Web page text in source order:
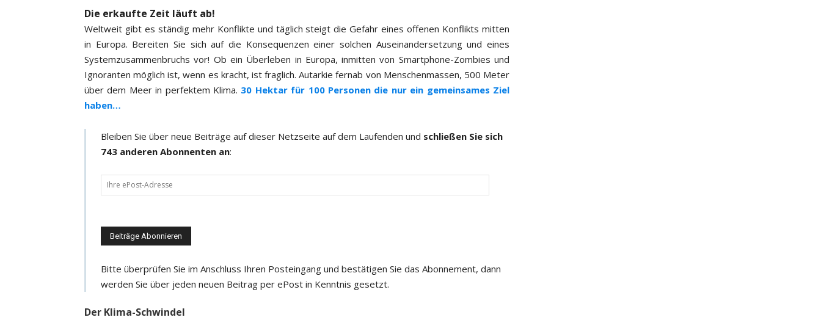
Die erkaufte Zeit läuft ab!
Weltweit gibt es ständig mehr Konflikte und täglich steigt die Gefahr eines offenen Konflikts mitten
in Europa. Bereiten Sie sich auf die Konsequenzen einer solchen Auseinandersetzung und eines
Systemzusammenbruchs vor! Ob ein Überleben in Europa, inmitten von Smartphone-Zombies und
Ignoranten möglich ist, wenn es kracht, ist fraglich. Autarkie fernab von Menschenmassen, 500 Meter
über dem Meer in perfektem Klima. 30 Hektar für 100 Personen die nur ein gemeinsames Ziel
haben…
Bleiben Sie über neue Beiträge auf dieser Netzseite auf dem Laufenden und schließen Sie sich
743 anderen Abonnenten an:
e
n
e
-
M
Bitte überprüfen Sie im Anschluss Ihren Posteingang und bestätigen Sie das Abonnement, dann
werden Sie über jeden neuen Beitrag per ePost in Kenntnis gesetzt.
Der Klima-Schwindel